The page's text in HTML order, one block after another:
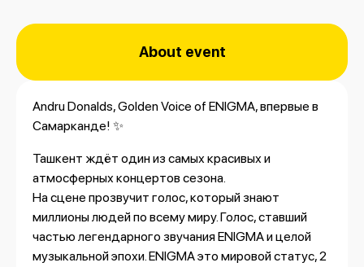
About event
Andru Donalds, Golden Voice of ENIGMA, впервые в
Самарканде! ✨
Ташкент ждёт один из самых красивых и
атмосферных концертов сезона.
На сцене прозвучит голос, который знают
миллионы людей по всему миру. Голос, ставший
частью легендарного звучания ENIGMA и целой
музыкальной эпохи. ENIGMA это мировой статус, 2